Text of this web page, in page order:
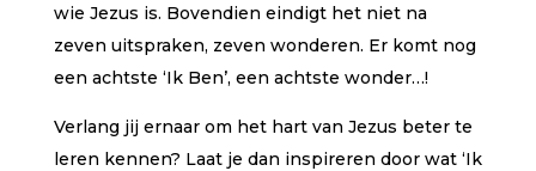
wie Jezus is. Bovendien eindigt het niet na
zeven uitspraken, zeven wonderen. Er komt nog
een achtste ‘Ik Ben’, een achtste wonder…!
Verlang jij ernaar om het hart van Jezus beter te
leren kennen? Laat je dan inspireren door wat ‘Ik